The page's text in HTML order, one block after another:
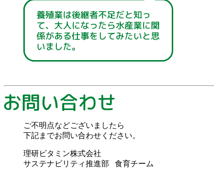
ご不明点などございましたら
下記までお問い合わせください。
理研ビタミン株式会社
サステナビリティ推進部 食育チーム